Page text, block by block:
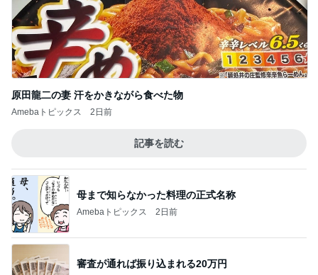
原田龍二の妻 汗をかきながら食べた物
Amebaトピックス 2日前
記事を読む
母まで知らなかった料理の正式名称
Amebaトピックス 2日前
審査が通れば振り込まれる20万円